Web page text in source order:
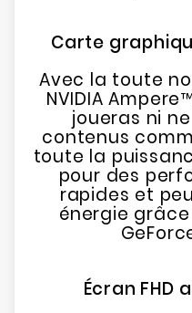
Carte
Avec la toute
NVIDIA
joueras ni
contenus
toute la
pour des
rapides et
énergie grâce
Écran FHD